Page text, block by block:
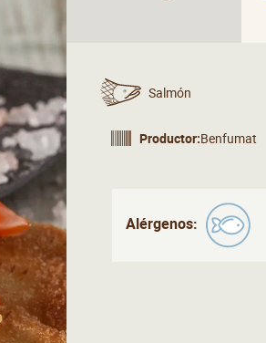
Salmón
Productor:Benfumat
Alérgenos: